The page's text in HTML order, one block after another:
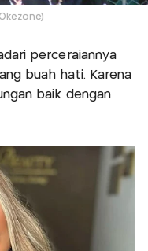
perceraiannya
buah hati. Karena
baik dengan